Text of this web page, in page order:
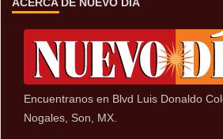
Encuentranos en Blvd Luis Donaldo
Nogales, Son, MX.